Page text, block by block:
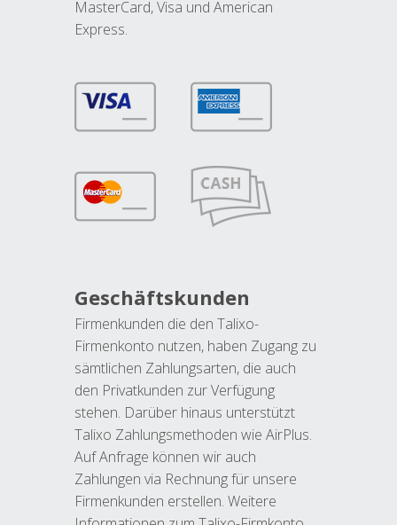
MasterCard, Visa und American
Express.
Geschäftskunden
Firmenkunden die den Talixo-
Firmenkonto nutzen, haben Zugang zu
sämtlichen Zahlungsarten, die auch
den Privatkunden zur Verfügung
stehen. Darüber hinaus unterstützt
Talixo Zahlungsmethoden wie AirPlus.
Auf Anfrage können wir auch
Zahlungen via Rechnung für unsere
Firmenkunden erstellen. Weitere